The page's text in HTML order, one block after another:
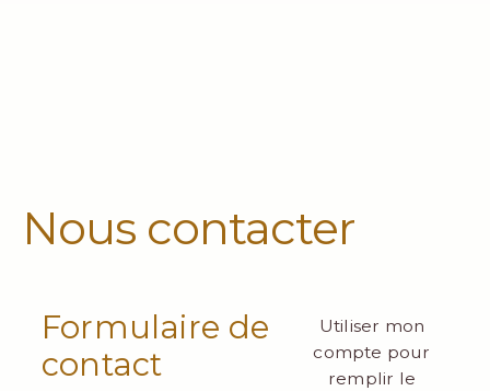
Nous contacter
Utiliser mon
compte pour
remplir le
Formulaire de
contact